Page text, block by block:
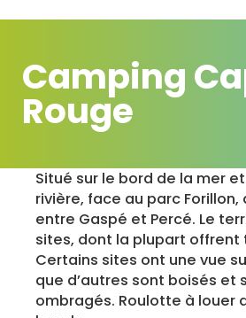
Camping
Rouge
Situé sur le bord de la mer
rivière, face au parc
entre Gaspé et Percé. Le
sites, dont la plupart offrent
Certains sites ont une vue
que d’autres sont boisés et
ombragés. Roulotte à louer